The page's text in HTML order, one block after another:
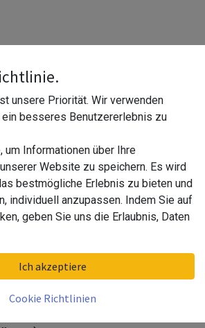
Montage, EG
MOD 8334, Alu^
unsere Priorität. Wir verwenden
ein besseres Benutzererlebnis zu
um Informationen über Ihre
Website zu speichern. Es wird
bestmögliche Erlebnis zu bieten und
individuell anzupassen. Indem Sie auf
geben Sie uns die Erlaubnis, Daten
Ich akzeptiere
Cookie Richtlinien